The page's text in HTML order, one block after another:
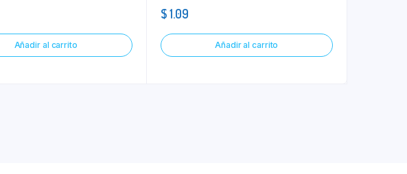
Añadir al carrito
$1.09
Añadir al carrito